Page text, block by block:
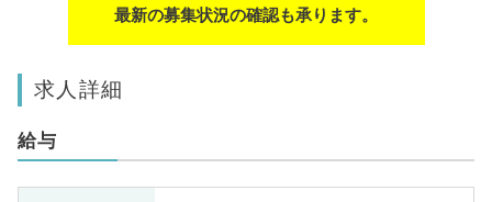
最新の募集状況の確認も承ります。
求人詳細
給与